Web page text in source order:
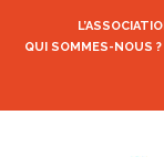
QUI SOMMES-NOUS ?